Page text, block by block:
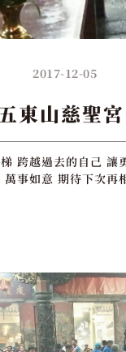
2017-12-05
東山慈聖宮
跨越過去的自己 讓
萬事如意 期待下次再